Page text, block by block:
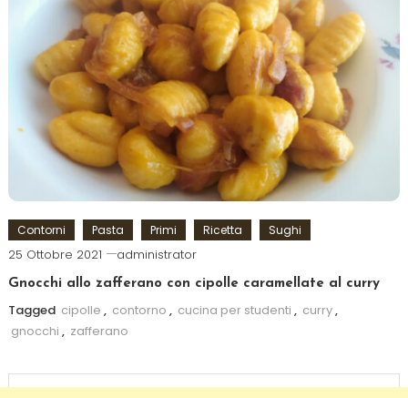
Contorni Pasta Primi Ricetta Sughi
25 Ottobre 2021 administrator
Gnocchi allo zafferano con cipolle caramellate al curry
Tagged cipolle , contorno , cucina per studenti , curry,
gnocchi , zafferano